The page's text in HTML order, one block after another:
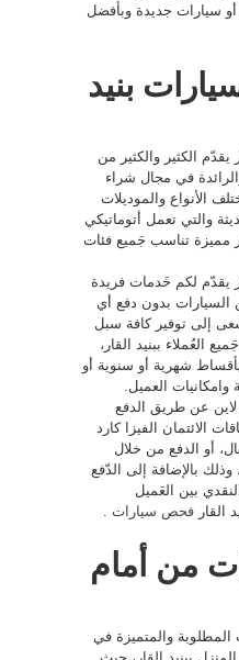
سيارات جديدة وبأفضل
بنيد
الكثير والكثير من
في مجال شراء
الأنواع والموديلات
والتي تعمل أتوماتيكي
مميزة تناسب جَميع فئات
يقدّم لكم خَدمات فريدة
السيارات بدون دفع أي
إلى توفير كافة سبل
العُملاء ببنيد القار،
شهرية أو سنوية أو
العميل.
لاين عن طريق الدفع
الائتمان الفيزا كارد
أو الدفع من خلال
بالإضافة إلى الدّفع
بين العَميل
القار فحص سيارات
من أمام
والمتميزة في